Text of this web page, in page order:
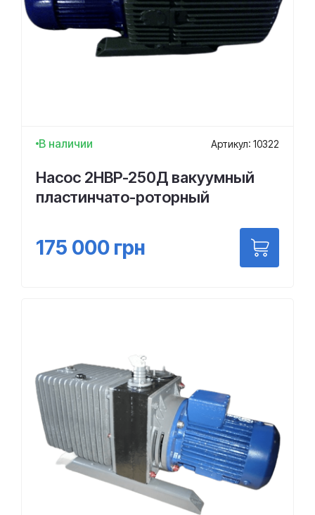
В наличии Артикул: 10322
Насос 2НВР-250Д вакуумный
пластинчато-роторный
175 000 грн